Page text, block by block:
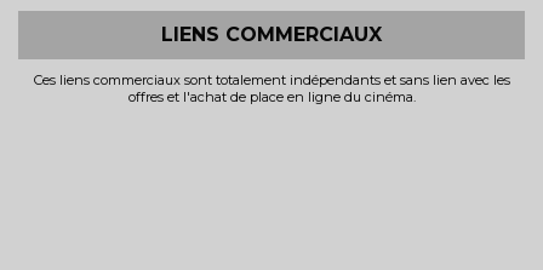
LIENS COMMERCIAUX
Ces liens commerciaux sont totalement indépendants et sans lien avec les
offres et l'achat de place en ligne du cinéma.